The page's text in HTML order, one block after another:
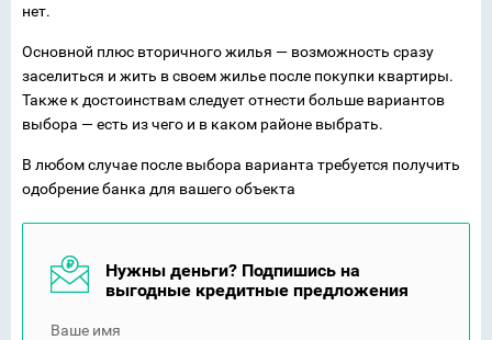
нет.
Основной плюс вторичного жилья — возможность сразу
заселиться и жить в своем жилье после покупки квартиры.
Также к достоинствам следует отнести больше вариантов
выбора — есть из чего и в каком районе выбрать.
В любом случае после выбора варианта требуется получить
одобрение банка для вашего объекта
Нужны деньги? Подпишись на
выгодные кредитные предложения
Ваше имя